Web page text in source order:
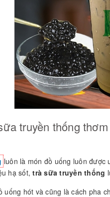
truyền thống
luôn là món đồ uống luôn được
hạ sốt,trà sữa truyền thống
uống hót và cũng là cách pha